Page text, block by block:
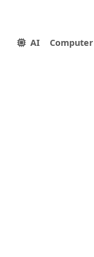
AI Computer